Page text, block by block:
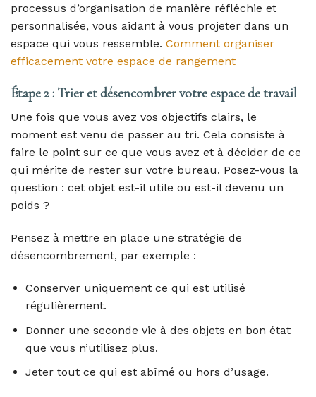
processus d’organisation de manière réfléchie et
personnalisée, vous aidant à vous projeter dans un
espace qui vous ressemble. Comment organiser
efficacement votre espace de rangement
Étape 2 : Trier et désencombrer votre espace de travail
Une fois que vous avez vos objectifs clairs, le
moment est venu de passer au tri. Cela consiste à
faire le point sur ce que vous avez et à décider de ce
qui mérite de rester sur votre bureau. Posez-vous la
question : cet objet est-il utile ou est-il devenu un
poids ?
Pensez à mettre en place une stratégie de
désencombrement, par exemple :
Conserver uniquement ce qui est utilisé
régulièrement.
Donner une seconde vie à des objets en bon état
que vous n’utilisez plus.
Jeter tout ce qui est abîmé ou hors d’usage.